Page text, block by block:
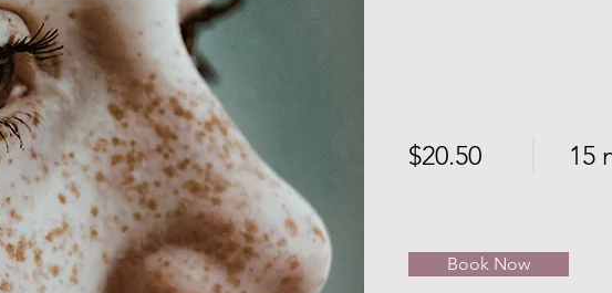
$20.50 15
Book Now